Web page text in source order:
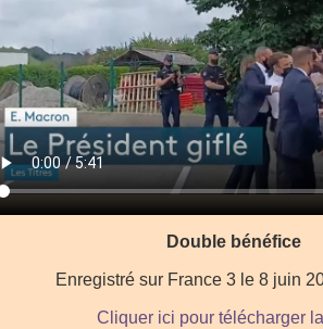
Double bénéfice
Enregistré sur France 3 le 8 juin
Cliquer ici pour télécharger